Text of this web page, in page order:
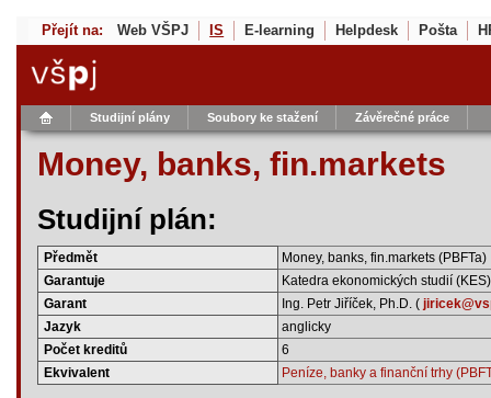
Přejít na: Web VŠPJ IS E-learning Helpdesk Pošta
Studijní plány Soubory ke stažení Závěrečné práce
Money, banks, fin.markets
Studijní plán:
Předmět
Money, banks, fin.markets (PBFTa)
Garantuje
Katedra ekonomických studií (KES)
Garant
Ing. Petr Jiříček, Ph.D. (
Jazyk
anglicky
Počet kreditů
6
Ekvivalent
Peníze, banky a finanční trhy